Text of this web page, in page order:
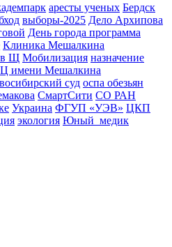
аресты ученых Бердск
выборы-2025 Дело Архипова
День города программа
Клиника Мешалкина
Щ Мобилизация назначение
имени Мешалкина
суд оспа обезьян
СмартСити СО РАН
Украина ФГУП «УЭВ» ЦКП
экология Юный_медик